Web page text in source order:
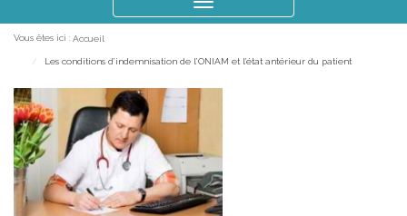
le
Vous êtes ici : Accueil
Les conditions d’indemnisation de l’ONIAM et l’état antérieur du patient